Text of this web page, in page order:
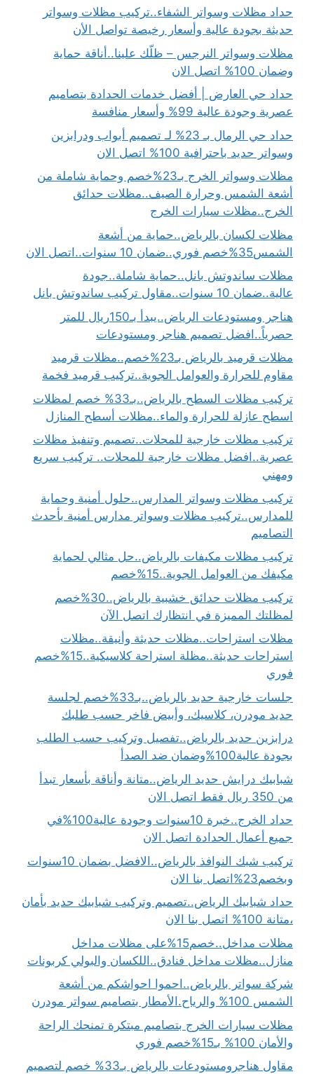
حداد مظلات وسواتر الشفاء..تركيب مظلات وسواتر
حديثة بجودة عالية وأسعار رخيصة تواصل الأن
مظلات وسواتر النرجس – ظلّك علينا..أناقة حماية
وضمان 100% اتصل الان
حداد حي العارض | أفضل خدمات الحدادة بتصاميم
عصرية وجودة عالية 99% وأسعار منافسة
حداد حي الرمال بـ 23% لـ تصميم أبواب ودرابزين
وسواتر حديد باحترافية 100% اتصل الان
مظلات وسواتر الخرج بـ23%خصم وحماية شاملة من
أشعة الشمس وحرارة الصيف..مظلات حدائق
الخرج..مظلات سيارات الخرج
مظلات لكسان بالرياض..حماية من أشعة
الشمس35%خصم فوري..ضمان 10 سنوات..اتصل الان
مظلات ساندوتش بانل..حماية شاملة..جودة
عالية..ضمان 10 سنوات..مقاول تركيب ساندوتش بانل
هناجر ومستودعات الرياض..يبدأ بـ150ريال للمتر
حصرياً..افضل تصميم هناجر ومستودعات
مظلات قرميد بالرياض بـ23%خصم..مظلات قرميد
مقاوم للحرارة والعوامل الجوية..تركيب قرميد فخمة
تركيب مظلات السطح بالرياض..بـ33% خصم لمظلات
اسطح عازلة للحرارة والماء..مظلات أسطح المنازل
تركيب مظلات خارجية للمحلات..تصميم وتنفيذ مظلات
عصرية..افضل مظلات خارجية للمحلات.. تركيب سريع
ومهني
تركيب مظلات وسواتر المدارس..حلول أمنية وحماية
للمدارس..تركيب مظلات وسواتر مدارس أمنية بأحدث
التصاميم
تركيب مظلات مكيفات بالرياض..حل مثالي لحماية
مكيفك من العوامل الجوية..15%خصم
تركيب مظلات حدائق خشبية بالرياض..30%خصم
لمظلتك المميزة في انتظارك اتصل الآن
مظلات استراحات..مظلات حديثة وأنيقة..مظلات
استراحات حديثة..مظلة استراحة كلاسيكية..15%خصم
فوري
جلسات خارجية حديد بالرياض..بـ33%خصم لجلسة
حديد مودرن، كلاسيك، وأبيض فاخر حسب طلبك
درابزين حديد بالرياض..تفصيل وتركيب حسب الطلب
بجودة عالية100%وضمان ضد الصدأ
شبابيك درايش حديد الرياض..متانة وأناقة بأسعار تبدأ
من 350 ريال فقط اتصل الان
حداد الخرج..خبرة 10سنوات وجودة عالية100%في
جميع أعمال الحدادة اتصل الان
تركيب شبك النوافذ بالرياض..الافضل بضمان 10سنوات
وبخصم23%اتصل بنا الان
حداد شبابيك الرياض..تصميم وتركيب شبابيك حديد بأمان
،متانة 100% اتصل بنا الان
مظلات مداخل..خصم15%على مظلات مداخل
منازل..مظلات مداخل فنادق..اللكسان والبولي كربونات
شركة سواتر بالرياض..احموا احواشكم من أشعة
الشمس 100% والرياح.الأمطار بتصاميم سواتر مودرن
مظلات سيارات الخرج بتصاميم مبتكرة تمنحك الراحة
والأمان 100% بـ15%خصم فوري
مقاول هناجرومستودعات بالرياض بـ33% خصم لتصميم